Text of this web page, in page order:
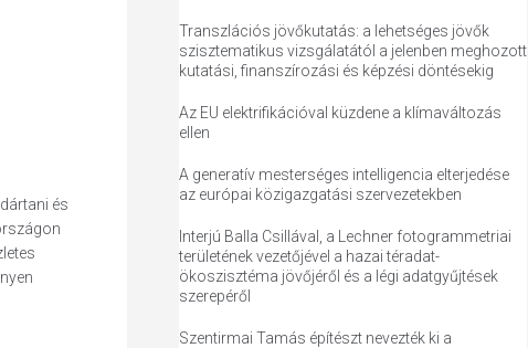
és
Transzlációs jövőkutatás: a lehetséges jövők
szisztematikus vizsgálatától a jelenben meghozott
kutatási, finanszírozási és képzési döntésekig
Az EU elektrifikációval küzdene a klímaváltozás
ellen
A generatív mesterséges intelligencia elterjedése
az európai közigazgatási szervezetekben
Interjú Balla Csillával, a Lechner fotogrammetriai
területének vezetőjével a hazai téradat-
ökoszisztéma jövőjéről és a légi adatgyűjtések
szerepéről
Szentirmai Tamás építészt nevezték ki a